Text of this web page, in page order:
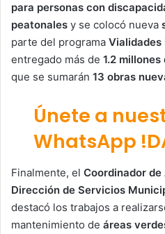
para personas con
peatonales y se colocó nueva
parte del programa Vialidades
entregado más de 1.2
que se sumarán 13 obras
Únete a
WhatsApp
Finalmente, el Coordinador de
Dirección de Servicios
destacó los trabajos a
mantenimiento de áreas